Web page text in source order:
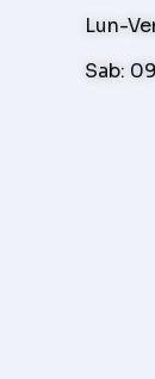
Lun-
Sab: